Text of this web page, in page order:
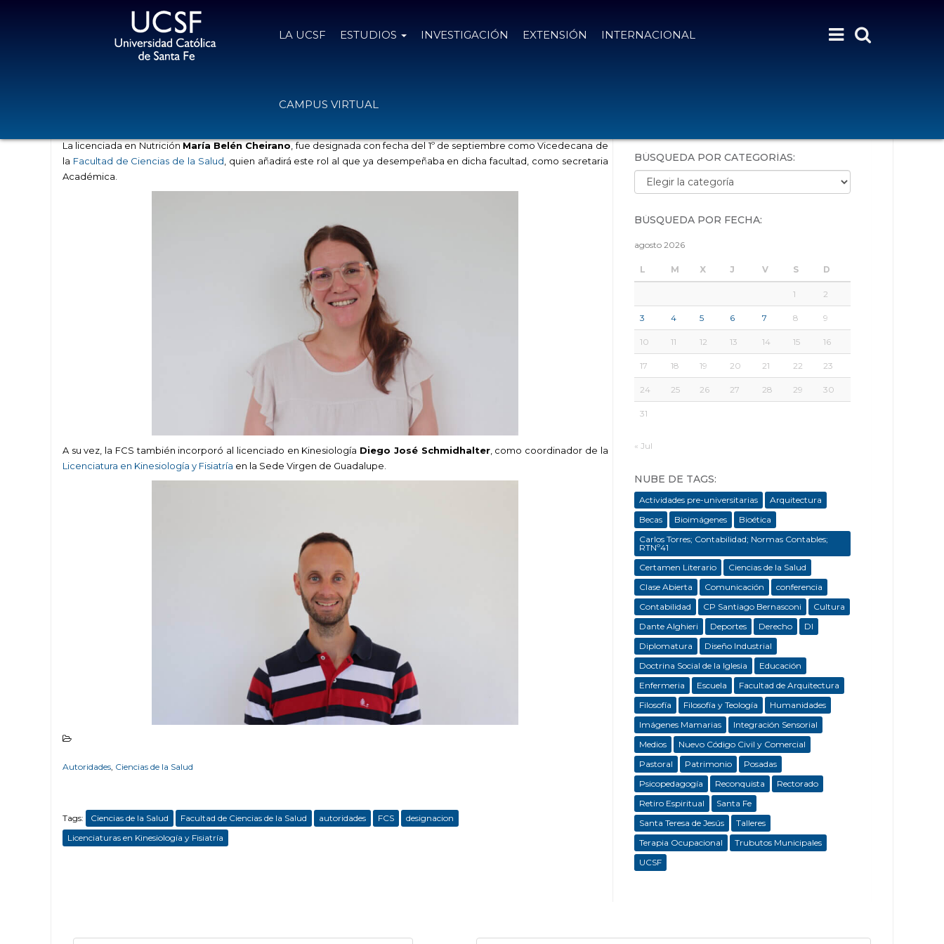
LA UCSF ESTUDIOS INVESTIGACIÓN EXTENSIÓN INTERNACIONAL
CAMPUS VIRTUAL
La licenciada en NutriciónMaría Belén Cheirano, fue designada con fecha del 1º de septiembre como Vicedecana de
la Facultad de Ciencias de la Salud , quien añadirá este rol al que ya desempeñaba en dicha facultad, como secretaria
Académica.
A su vez, la FCS también incorporó al licenciado en Kinesiología Diego José Schmidhalter, como coordinador de la
Licenciatura en Kinesiología y Fisiatría en la Sede Virgen de Guadalupe.
Autoridades, Ciencias de la Salud
Tags: Ciencias de la Salud Facultad de Ciencias de la Salud autoridades FCS
designacion
Licenciaturas en Kinesiología y Fisiatría
BÚSQUEDA POR CATEGORÍAS:
Búsqueda por categorías:
BÚSQUEDA POR FECHA:
agosto 2026
L M X J V S D
1 2
3 4 5 6 7 8 9
10 11 12 13 14 15 16
17 18 19 20 21 22 23
24 25 26 27 28 29 30
31
« Jul
NUBE DE TAGS:
Actividades pre-universitarias
Arquitectura
Becas
Bioimágenes
Bioética
Carlos Torres; Contabilidad; Normas Contables;
RTNº41
Certamen Literario
Ciencias de la Salud
Clase Abierta
Comunicación
conferencia
Contabilidad
CP Santiago Bernasconi
Cultura
Dante Alghieri
Deportes Derecho
DI
Diplomatura
Diseño Industrial
Doctrina Social de la Iglesia
Educación
Enfermeria
Escuela
Facultad de Arquitectura
Filosofía
Filosofía y Teología
Humanidades
Imágenes Mamarias
Integración Sensorial
Medios
Nuevo Código Civil y Comercial
Pastoral
Patrimonio
Posadas
Psicopedagogía
Reconquista
Rectorado
Retiro Espiritual
Santa Fe
Santa Teresa de Jesús
Talleres
Terapia Ocupacional
Trubutos Municipales
UCSF